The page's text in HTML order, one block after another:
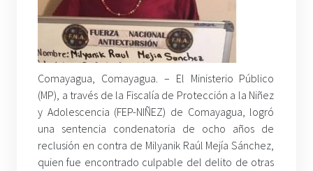
Comayagua, Comayagua. – El Ministerio Público
(MP), a través de la Fiscalía de Protección a la Niñez
y Adolescencia (FEP-NIÑEZ) de Comayagua, logró
una sentencia condenatoria de ocho años de
reclusión en contra de Milyanik Raúl Mejía Sánchez,
quien fue encontrado culpable del delito de otras